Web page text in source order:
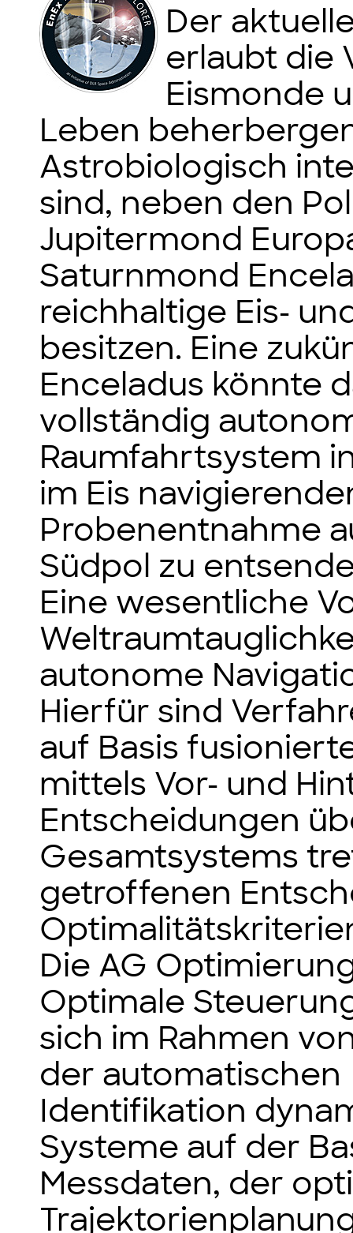
Der
erlaubt die
Eismonde
Leben
Astrobiologisch
sind, neben den
Jupitermond
Saturnmond
reichhaltige Eis-
besitzen. Eine
Enceladus könnte
vollständig
Raumfahrtsystem
im Eis
Probenentnahme
Südpol zu
Eine wesentliche
autonome
Hierfür sind
auf Basis
mittels Vor- und
Entscheidungen
Gesamtsystems
getroffenen
Die AG
Optimale
sich im Rahmen
der automatischen
Identifikation
Systeme auf der
Messdaten, der